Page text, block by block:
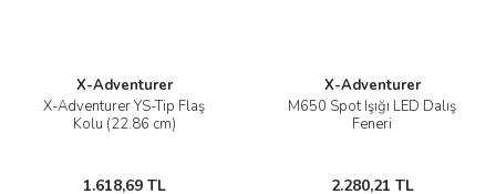
X-Adventurer
X-Adventurer YS-Tip Flaş
Kolu (22.86 cm)
1.618,69 TL
X-Adventurer
M650 Spot Işığı LED Dalış
Feneri
2.280,21 TL